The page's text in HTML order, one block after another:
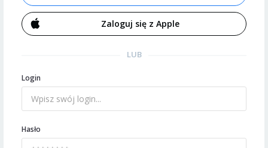
Zaloguj się z Apple
LUB
Login
Hasło